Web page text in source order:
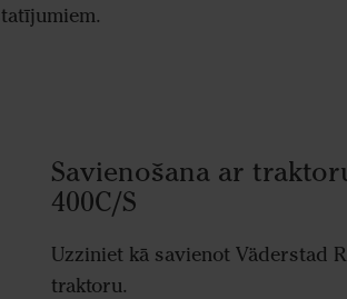
Savienošana ar
400C/S
Uzziniet kā savienot Väderstad
traktoru.